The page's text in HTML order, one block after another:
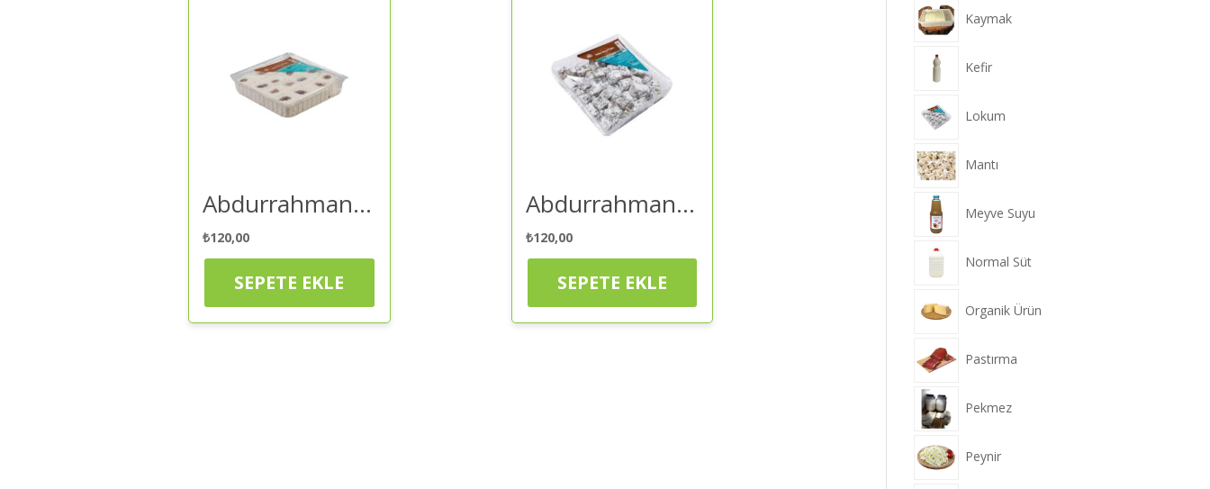
Abdurrahman Tatlıcı Antep Fıstıklı Beyaz Lokum 200 gr – Lokum | Kaliteli ve Güvenilir Alışveriş
₺120,00
SEPETE EKLE
Abdurrahman Tatlıcı Lokum Çifte Kavrulmuş Antep Fıstıklı 150 Gr – Lokum | Kaliteli ve Güvenilir Alışveriş
₺120,00
SEPETE EKLE
Kaymak
Kefir
Lokum
Mantı
Meyve Suyu
Normal Süt
Organik Ürün
Pastırma
Pekmez
Peynir